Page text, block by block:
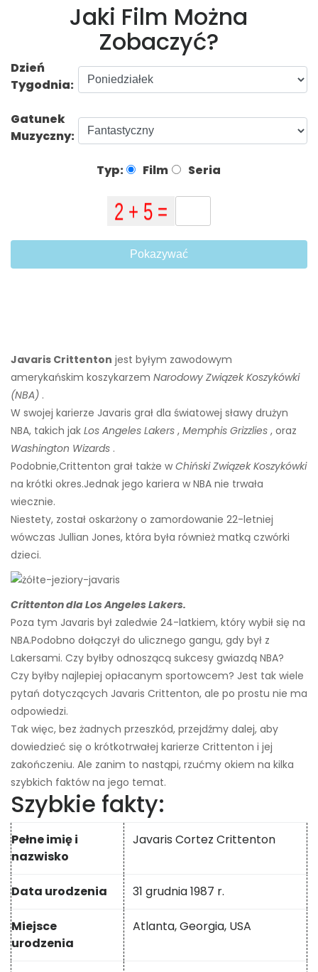
Jaki Film Można
Zobaczyć?
Dzień
Tygodnia:
Gatunek
Muzyczny:
Typ: Film Seria
Pokazywać
Javaris Crittenton jest byłym zawodowym
amerykańskim koszykarzem Narodowy Związek Koszykówki
(NBA) .
W swojej karierze Javaris grał dla światowej sławy drużyn
NBA, takich jak Los Angeles Lakers , Memphis Grizzlies , oraz
Washington Wizards .
Podobnie,Crittenton grał także w Chiński Związek Koszykówki
na krótki okres.Jednak jego kariera w NBA nie trwała
wiecznie.
Niestety, został oskarżony o zamordowanie 22-letniej
wówczas Jullian Jones, która była również matką czwórki
dzieci.
Crittenton dla Los Angeles Lakers.
Poza tym Javaris był zaledwie 24-latkiem, który wybił się na
NBA.Podobno dołączył do ulicznego gangu, gdy był z
Lakersami. Czy byłby odnoszącą sukcesy gwiazdą NBA?
Czy byłby najlepiej opłacanym sportowcem? Jest tak wiele
pytań dotyczących Javaris Crittenton, ale po prostu nie ma
odpowiedzi.
Tak więc, bez żadnych przeszkód, przejdźmy dalej, aby
dowiedzieć się o krótkotrwałej karierze Crittenton i jej
zakończeniu. Ale zanim to nastąpi, rzućmy okiem na kilka
szybkich faktów na jego temat.
Szybkie fakty:
Pełne imię i
nazwisko
Javaris Cortez Crittenton
Data urodzenia 31 grudnia 1987 r.
Miejsce
urodzenia
Atlanta, Georgia, USA